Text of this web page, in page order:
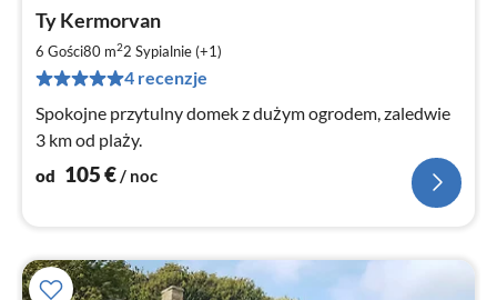
Ty Kermorvan
6 Gości80 m22 Sypialnie (+1)
4 recenzje
Spokojne przytulny domek z dużym ogrodem, zaledwie
3 km od plaży.
od 105€/ noc